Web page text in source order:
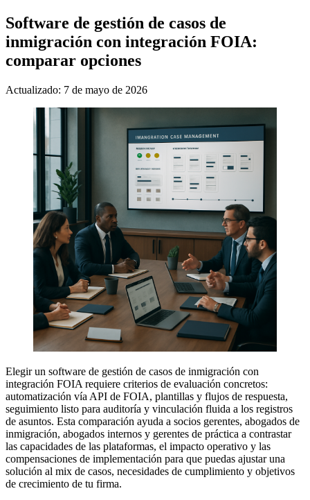
Software de gestión de casos de
inmigración con integración FOIA:
comparar opciones
Actualizado: 7 de mayo de 2026
Elegir un software de gestión de casos de inmigración con
integración FOIA requiere criterios de evaluación concretos:
automatización vía API de FOIA, plantillas y flujos de respuesta,
seguimiento listo para auditoría y vinculación fluida a los registros
de asuntos. Esta comparación ayuda a socios gerentes, abogados de
inmigración, abogados internos y gerentes de práctica a contrastar
las capacidades de las plataformas, el impacto operativo y las
compensaciones de implementación para que puedas ajustar una
solución al mix de casos, necesidades de cumplimiento y objetivos
de crecimiento de tu firma.